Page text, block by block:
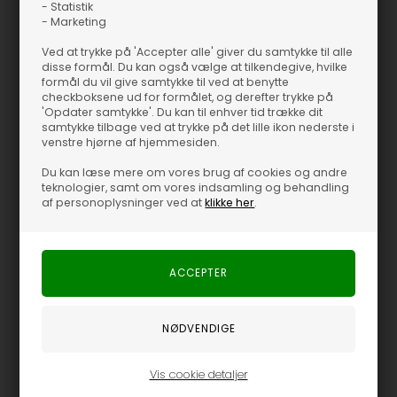
- Statistik
- Marketing
Ved at trykke på 'Accepter alle' giver du samtykke til alle
disse formål. Du kan også vælge at tilkendegive, hvilke
formål du vil give samtykke til ved at benytte
checkboksene ud for formålet, og derefter trykke på
'Opdater samtykke'. Du kan til enhver tid trække dit
samtykke tilbage ved at trykke på det lille ikon nederste i
venstre hjørne af hjemmesiden.
Du kan læse mere om vores brug af cookies og andre
teknologier, samt om vores indsamling og behandling
af personoplysninger ved atklikke her.
Vis cookie detaljer
Sissel Edelbo - Agathe Strap Top - Mole
Sissel Edelbo
1.100,00 DKK
Sissel Edelbo
1.000,00 DKK